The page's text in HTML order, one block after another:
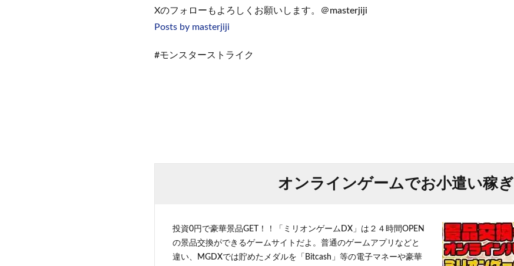
Xのフォローもよろしくお願いします。＠masterjiji
Posts by masterjiji
#モンスターストライク
オンラインゲームでお小遣い稼ぎ
投資0円で豪華景品GET！！「ミリオンゲームDX」は２４時間OPEN
の景品交換ができるゲームサイトだよ。普通のゲームアプリなどと
違い、MGDXでは貯めたメダルを「Bitcash」等の電子マネーや豪華